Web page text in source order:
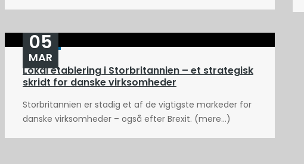
Lokal etablering i Storbritannien – et strategisk
skridt for danske virksomheder
05
MAR
Storbritannien er stadig et af de vigtigste markeder for
danske virksomheder – også efter Brexit. (mere…)